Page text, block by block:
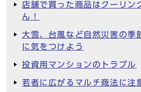
店舗で買った商品はクーリン
ん！
大雪、台風など自然災害の季
に気をつけよう
投資用マンションのトラブル
若者に広がるマルチ商法に注